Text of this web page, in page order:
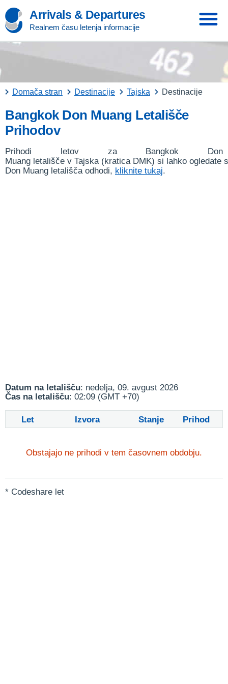
Arrivals & Departures
Realnem času letenja informacije
Domača stran Destinacije Tajska Destinacije
Bangkok Don Muang Letališče
Prihodov
Prihodi letov za Bangkok Don
Muang letališče v Tajska (kratica DMK) si lahko
Don Muang letališča odhodi, kliknite tukaj.
Datum na letališču: nedelja, 09. avgust 2026
Čas na letališču: 02:09 (GMT +70)
Let Izvora Stanje Prihod
Obstajajo ne prihodi v tem časovnem obdobju.
* Codeshare let